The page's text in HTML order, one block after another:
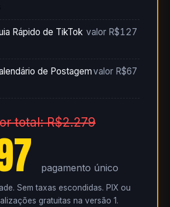
Rápido de TikTok valor R$127
de Postagemvalor R$67
total: R$2.279
pagamento único
Sem taxas escondidas. PIX ou
gratuitas na versão 1.